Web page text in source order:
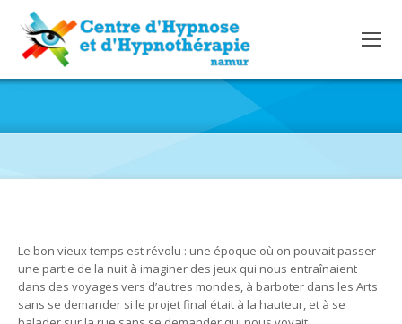
REVIVEZ CES MOMENTS DE LOISIRS EN SUIVANT CES
Le bon vieux temps est révolu : une époque où on pouvait passer
une partie de la nuit à imaginer des jeux qui nous entraînaient
dans des voyages vers d’autres mondes, à barboter dans les Arts
sans se demander si le projet final était à la hauteur, et à se